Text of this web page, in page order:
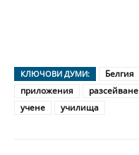
КЛЮЧОВИ ДУМИ: Белгия
приложения
разсейване
учене
училища